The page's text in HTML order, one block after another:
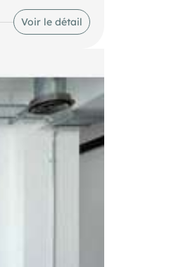
ce plateau de
Voir le détail